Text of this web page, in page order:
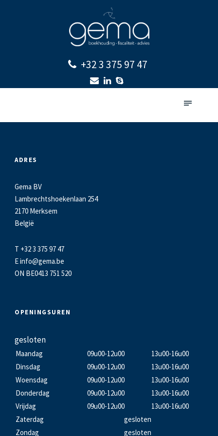
+32 3 375 97 47
ADRES
Gema BV
Lambrechtshoekenlaan 254
2170 Merksem
België
T +32 3 375 97 47
Einfo@gema.be
ON BE0413 751 520
OPENINGSUREN
gesloten
Maandag 09u00-12u00
13u00-16u00
Dinsdag
09u00-12u00
13u00-16u00
Woensdag
09u00-12u00
13u00-16u00
Donderdag
09u00-12u00
13u00-16u00
Vrijdag
09u00-12u00
13u00-16u00
Zaterdag
gesloten
Zondag
gesloten